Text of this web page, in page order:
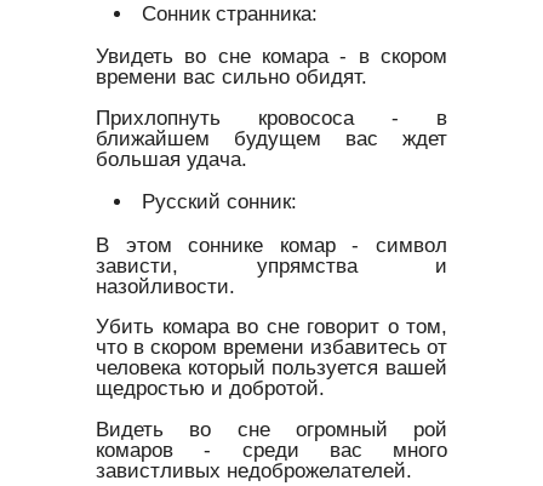
Сонник странника:
Увидеть во сне комара - в скором
времени вас сильно обидят.
Прихлопнуть кровососа - в
ближайшем будущем вас ждет
большая удача.
Русский сонник:
В этом соннике комар - символ
зависти, упрямства и
назойливости.
Убить комара во сне говорит о том,
что в скором времени избавитесь от
человека который пользуется вашей
щедростью и добротой.
Видеть во сне огромный рой
комаров - среди вас много
завистливых недоброжелателей.